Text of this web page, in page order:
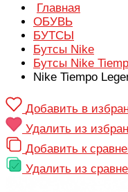
Главная
ОБУВЬ
БУТСЫ
Бутсы Nike
Бутсы Nike
Nike Tiempo
Добавить в
Удалить из
Добавить к
Удалить из